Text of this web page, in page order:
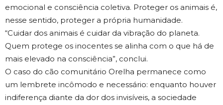
emocional e consciência coletiva. Proteger os animais é,
nesse sentido, proteger a própria humanidade.
“Cuidar dos animais é cuidar da vibração do planeta.
Quem protege os inocentes se alinha com o que há de
mais elevado na consciência”, conclui.
O caso do cão comunitário Orelha permanece como
um lembrete incômodo e necessário: enquanto houver
indiferença diante da dor dos invisíveis, a sociedade